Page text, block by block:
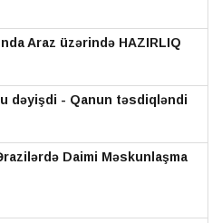
Araz üzərində HAZIRLIQ
dəyişdi - Qanun təsdiqləndi
Daimi Məskunlaşma